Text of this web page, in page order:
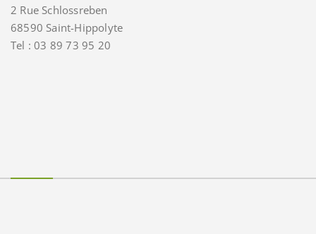
2 Rue Schlossreben
68590 Saint-Hippolyte
Tel : 03 89 73 95 20